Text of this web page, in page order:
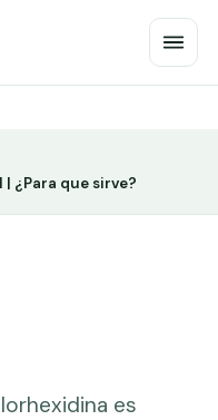
¿Para que sirve?
es